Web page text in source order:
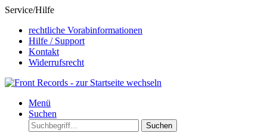
Service/Hilfe
rechtliche Vorabinformationen
Hilfe / Support
Kontakt
Widerrufsrecht
Menü
Suchen
Suchen